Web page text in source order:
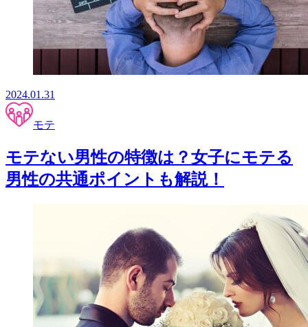
2024.01.31
モテ
モテない男性の特徴は？女子にモテる
男性の共通ポイントも解説！